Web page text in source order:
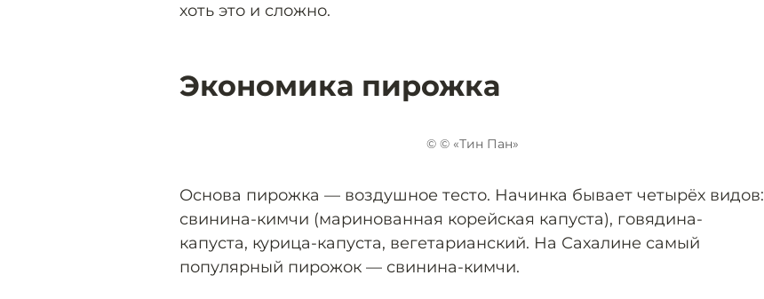
хоть это и сложно.
Экономика пирожка
© © «Тин Пан»
Основа пирожка — воздушное тесто. Начинка бывает четырёх видов:
свинина-кимчи (маринованная корейская капуста), говядина-
капуста, курица-капуста, вегетарианский. На Сахалине самый
популярный пирожок — свинина-кимчи.